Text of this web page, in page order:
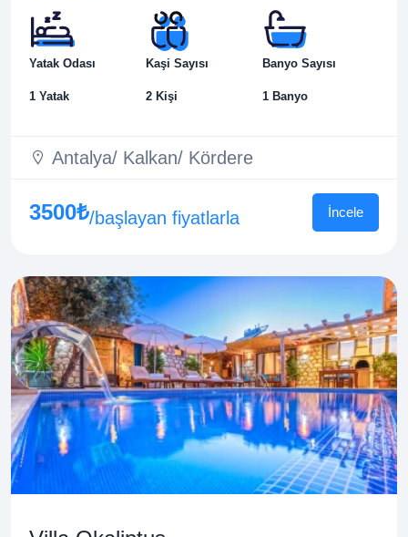
Yatak Odası
1 Yatak
Kaşi Sayısı
2 Kişi
Banyo Sayısı
1 Banyo
Antalya/ Kalkan/ Kördere
3500₺/başlayan fiyatlarla İncele